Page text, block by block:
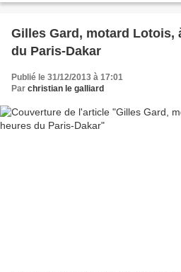
Gilles Gard, motard Lotois,
du Paris-Dakar
Publié le 31/12/2013 à 17:01
Par christian le galliard